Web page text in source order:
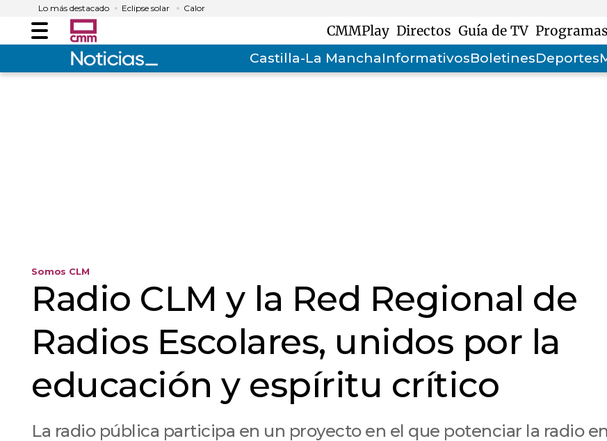
Lo más destacado Eclipse solar Calor
Menú CMMPlay Directos Guía de TV Programas
Castilla-La ManchaInformativosBoletinesDeportes
Somos CLM
Radio CLM y la Red Regional de
Radios Escolares, unidos por la
educación y espíritu crítico
La radio pública participa en un proyecto en el que potenciar la radio